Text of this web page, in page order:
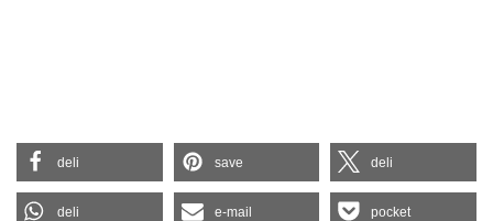
deli save deli
deli e-mail pocket